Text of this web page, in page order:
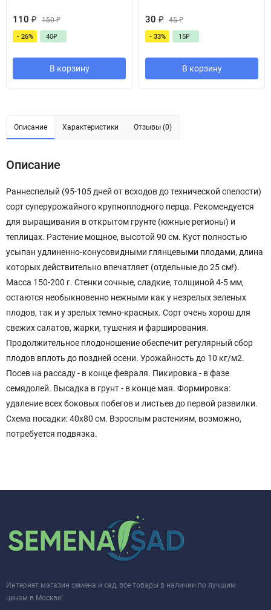
110 ₽ 150₽
- 26% 40₽
В корзину
30 ₽ 45₽
- 33% 15₽
В корзину
Описание Характеристики Отзывы (0)
Описание
Раннеспелый (95-105 дней от всходов до технической спелости)
сорт суперурожайного крупноплодного перца. Рекомендуется
для выращивания в открытом грунте (южные регионы) и
теплицах. Растение мощное, высотой 90 см. Куст полностью
усыпан удлиненно-конусовидными глянцевыми плодами, длина
которых действительно впечатляет (отдельные до 25 см!).
Масса 150-200 г. Стенки сочные, сладкие, толщиной 4-5 мм,
остаются необыкновенно нежными как у незрелых зеленых
плодов, так и у зрелых темно-красных. Сорт очень хорош для
свежих салатов, жарки, тушения и фарширования.
Продолжительное плодоношение обеспечит регулярный сбор
плодов вплоть до поздней осени. Урожайность до 10 кг/м2.
Посев на рассаду - в конце февраля. Пикировка - в фазе
семядолей. Высадка в грунт - в конце мая. Формировка:
удаление всех боковых побегов и листьев до первой развилки.
Схема посадки: 40x80 см. Взрослым растениям, возможно,
потребуется подвязка.
Интернет магазин семена и сад, все товары в наличии по лучшим
ценам в Москве!